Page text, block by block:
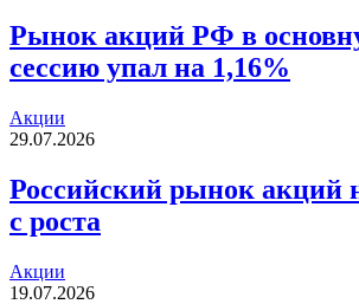
Рынок акций РФ в
сессию упал на 1,16%
Акции
29.07.2026
Российский рынок акций
с роста
Акции
19.07.2026